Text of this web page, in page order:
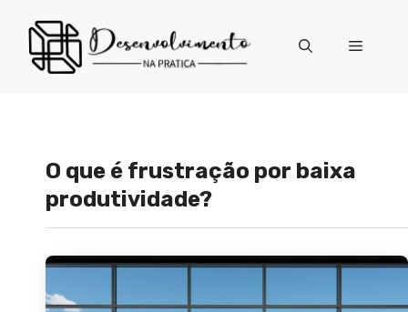
para
conteúdo
Menu
O que é frustração por baixa
produtividade?